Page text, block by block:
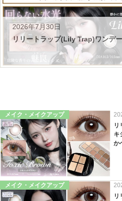
2026年7月30日
リリートラップ(Lily Trap)ワンデ
メイク・メイクアップ
リ
キ
か
メイク・メイクアップ
リ